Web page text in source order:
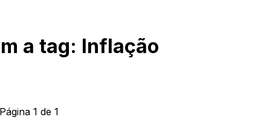
a tag: Inflação
1 de 1